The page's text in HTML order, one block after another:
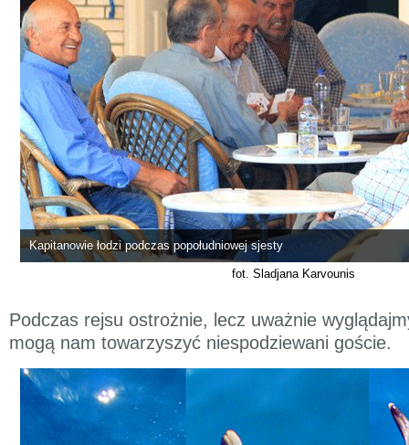
Kapitanowie łodzi podczas popołudniowej sjesty
fot. Sladjana Karvounis
Podczas rejsu ostrożnie, lecz uważnie
mogą nam towarzyszyć niespodziewani goście.